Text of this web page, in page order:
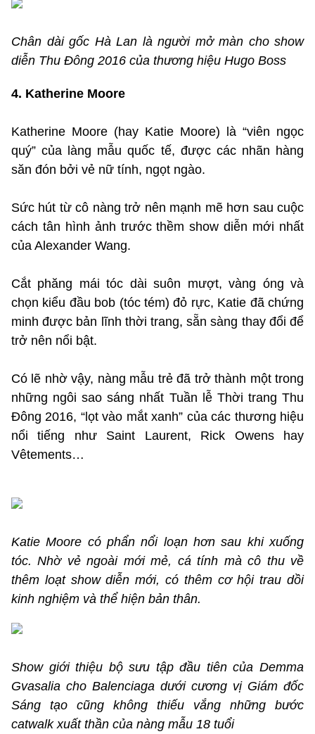
Chân dài gốc Hà Lan là người mở màn cho show
diễn Thu Đông 2016 của thương hiệu Hugo Boss
4. Katherine Moore
Katherine Moore (hay Katie Moore) là “viên ngọc
quý” của làng mẫu quốc tế, được các nhãn hàng
săn đón bởi vẻ nữ tính, ngọt ngào.
Sức hút từ cô nàng trở nên mạnh mẽ hơn sau cuộc
cách tân hình ảnh trước thềm show diễn mới nhất
của Alexander Wang.
Cắt phăng mái tóc dài suôn mượt, vàng óng và
chọn kiểu đầu bob (tóc tém) đỏ rực, Katie đã chứng
minh được bản lĩnh thời trang, sẵn sàng thay đổi để
trở nên nổi bật.
Có lẽ nhờ vậy, nàng mẫu trẻ đã trở thành một trong
những ngôi sao sáng nhất Tuần lễ Thời trang Thu
Đông 2016, “lọt vào mắt xanh” của các thương hiệu
nổi tiếng như Saint Laurent, Rick Owens hay
Vêtements…
Katie Moore có phẩn nổi loạn hơn sau khi xuống
tóc. Nhờ vẻ ngoài mới mẻ, cá tính mà cô thu về
thêm loạt show diễn mới, có thêm cơ hội trau dồi
kinh nghiệm và thể hiện bản thân.
Show giới thiệu bộ sưu tập đầu tiên của Demma
Gvasalia cho Balenciaga dưới cương vị Giám đốc
Sáng tạo cũng không thiếu vắng những bước
catwalk xuất thần của nàng mẫu 18 tuổi